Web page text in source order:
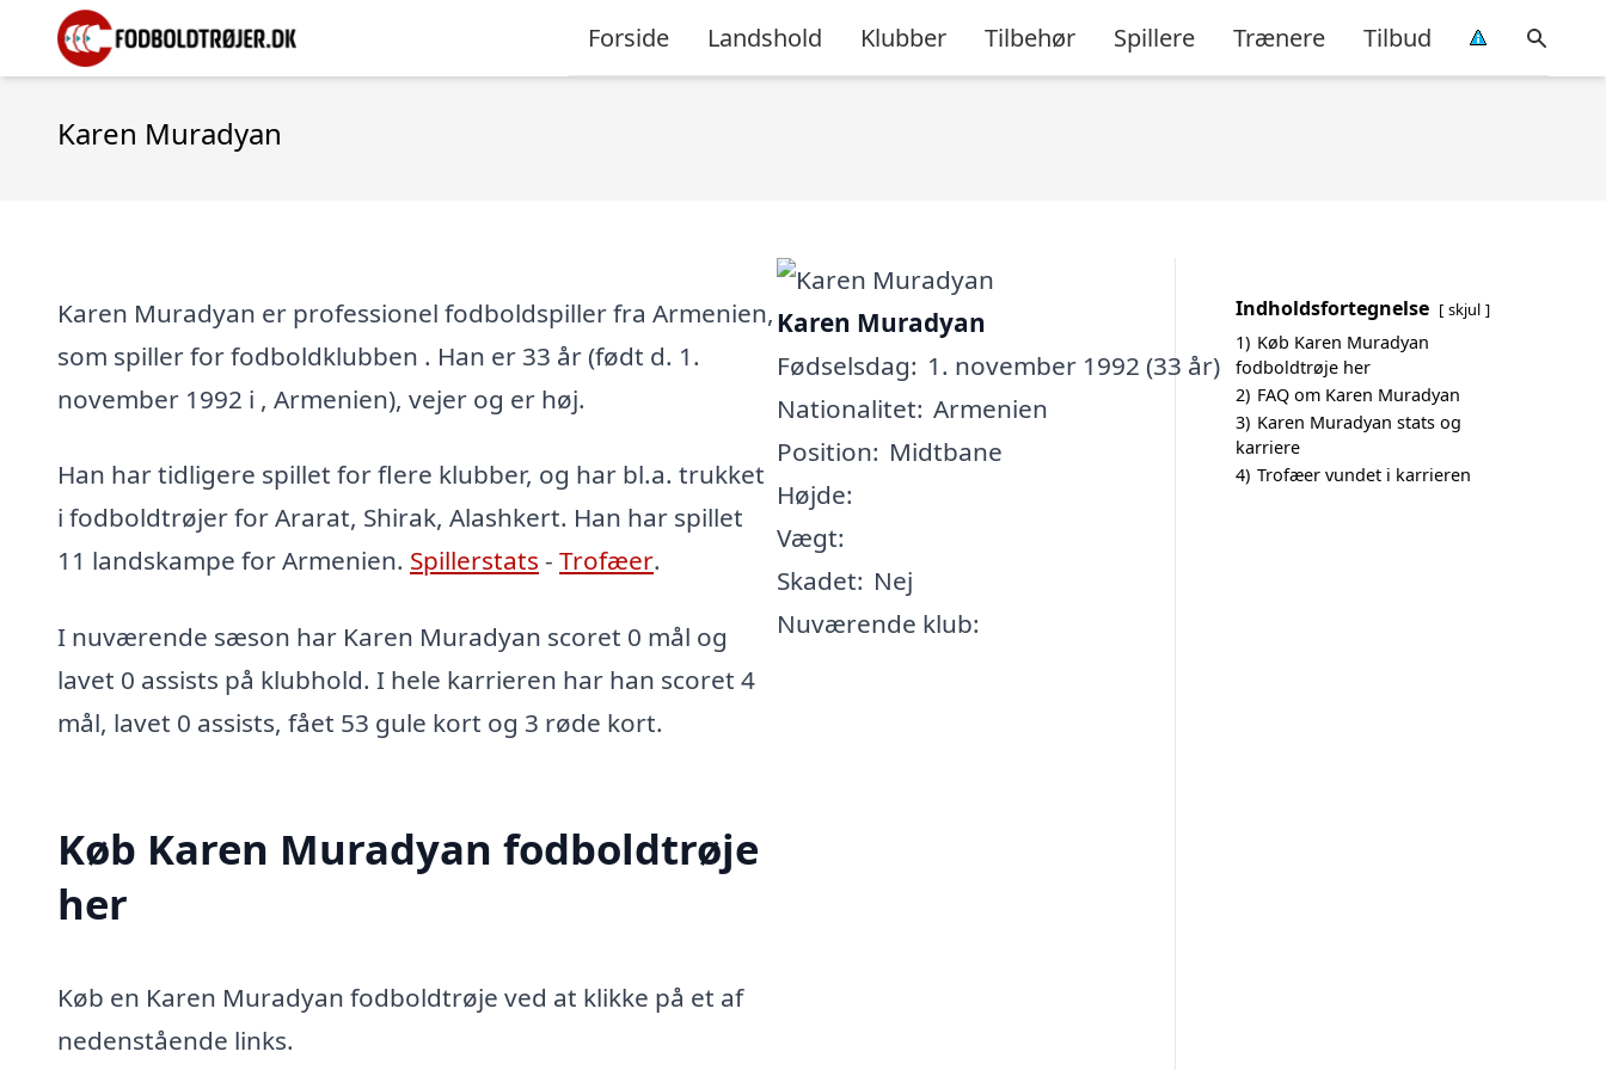
Forside Landshold Klubber Tilbehør Spillere Trænere Tilbud
Karen Muradyan
Karen Muradyan er professionel fodboldspiller fra Armenien,
som spiller for fodboldklubben . Han er 33 år (født d. 1.
november 1992 i , Armenien), vejer og er høj.
Han har tidligere spillet for flere klubber, og har bl.a. trukket
i fodboldtrøjer for Ararat, Shirak, Alashkert. Han har spillet
11 landskampe for Armenien. Spillerstats - Trofæer.
I nuværende sæson har Karen Muradyan scoret 0 mål og
lavet 0 assists på klubhold. I hele karrieren har han scoret 4
mål, lavet 0 assists, fået 53 gule kort og 3 røde kort.
Køb Karen Muradyan fodboldtrøje
her
Køb en Karen Muradyan fodboldtrøje ved at klikke på et af
nedenstående links.
Karen Muradyan
Fødselsdag: 1. november 1992 (33 år)
Nationalitet: Armenien
Position: Midtbane
Højde:
Vægt:
Skadet: Nej
Nuværende klub:
Indholdsfortegnelse skjul
1) Køb Karen Muradyan
fodboldtrøje her
2) FAQ om Karen Muradyan
3) Karen Muradyan stats og
karriere
4) Trofæer vundet i karrieren